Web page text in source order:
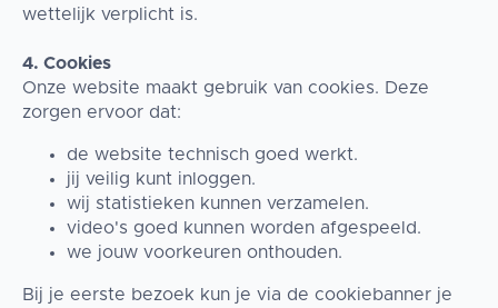
wettelijk verplicht is.
4. Cookies
Onze website maakt gebruik van cookies. Deze
zorgen ervoor dat:
de website technisch goed werkt.
jij veilig kunt inloggen.
wij statistieken kunnen verzamelen.
video's goed kunnen worden afgespeeld.
we jouw voorkeuren onthouden.
Bij je eerste bezoek kun je via de cookiebanner je